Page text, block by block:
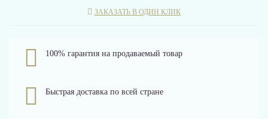
ЗАКАЗАТЬ В ОДИН КЛИК
100% гарантия на продаваемый товар
Быстрая доставка по всей стране